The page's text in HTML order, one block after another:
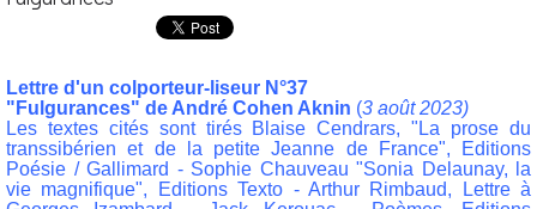
Lettre d'un colporteur-liseur N°37
"Fulgurances" de André Cohen Aknin (3 août 2023)
Les textes cités sont tirés Blaise Cendrars, "La prose du
transsibérien et de la petite Jeanne de France", Editions
Poésie / Gallimard - Sophie Chauveau "Sonia Delaunay, la
vie magnifique", Editions Texto - Arthur Rimbaud, Lettre à